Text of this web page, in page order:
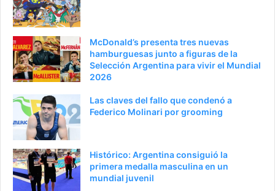
McDonald’s presenta tres nuevas
hamburguesas junto a figuras de la
Selección Argentina para vivir el Mundial
2026
Las claves del fallo que condenó a
Federico Molinari por grooming
Histórico: Argentina consiguió la
primera medalla masculina en un
mundial juvenil